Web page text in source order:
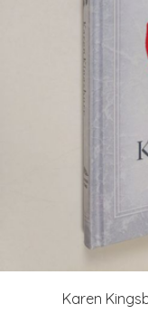
Karen